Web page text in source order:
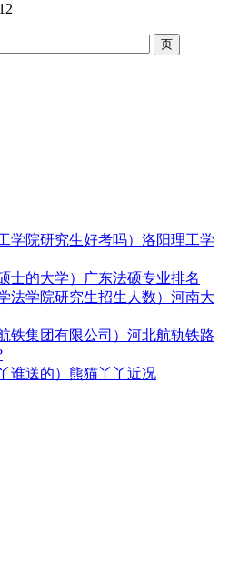
学院研究生好考吗）洛阳理工学
士的大学）广东法硕专业排名
法学院研究生招生人数）河南大
铁集团有限公司）河北航轨铁路
谁送的）熊猫丫丫近况